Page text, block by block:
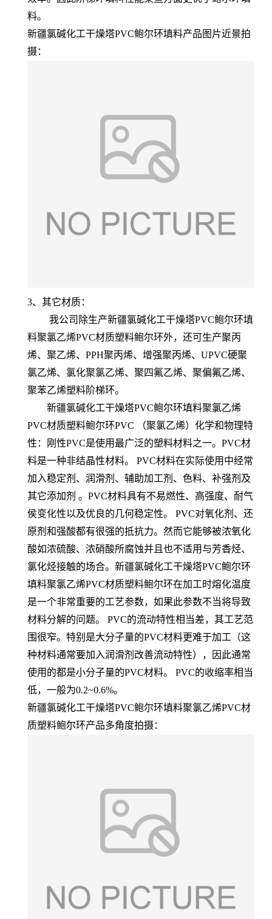
料。
新疆氯碱化工干燥塔PVC鲍尔环填料产品图片近景拍
摄：
3、其它材质：
我公司除生产新疆氯碱化工干燥塔PVC鲍尔环填
料聚氯乙烯PVC材质塑料鲍尔环外，还可生产聚丙
烯、聚乙烯、PPH聚丙烯、增强聚丙烯、UPVC硬聚
氯乙烯、氯化聚氯乙烯、聚四氟乙烯、聚偏氟乙烯、
聚苯乙烯塑料阶梯环。
新疆氯碱化工干燥塔PVC鲍尔环填料聚氯乙烯
PVC材质塑料鲍尔环PVC （聚氯乙烯）化学和物理特
性：刚性PVC是使用最广泛的塑料材料之一。PVC材
料是一种非结晶性材料。 PVC材料在实际使用中经常
加入稳定剂、润滑剂、辅助加工剂、色料、补强剂及
其它添加剂 。PVC材料具有不易燃性、高强度、耐气
侯变化性以及优良的几何稳定性。 PVC对氧化剂、还
原剂和强酸都有很强的抵抗力。然而它能够被浓氧化
酸如浓硫酸、浓硝酸所腐蚀并且也不适用与芳香烃、
氯化烃接触的场合。新疆氯碱化工干燥塔PVC鲍尔环
填料聚氯乙烯PVC材质塑料鲍尔环在加工时熔化温度
是一个非常重要的工艺参数，如果此参数不当将导致
材料分解的问题。 PVC的流动特性相当差，其工艺范
围很窄。特别是大分子量的PVC材料更难于加工（这
种材料通常要加入润滑剂改善流动特性），因此通常
使用的都是小分子量的PVC材料。 PVC的收缩率相当
低，一般为0.2~0.6%。
新疆氯碱化工干燥塔PVC鲍尔环填料聚氯乙烯PVC材
质塑料鲍尔环产品多角度拍摄：